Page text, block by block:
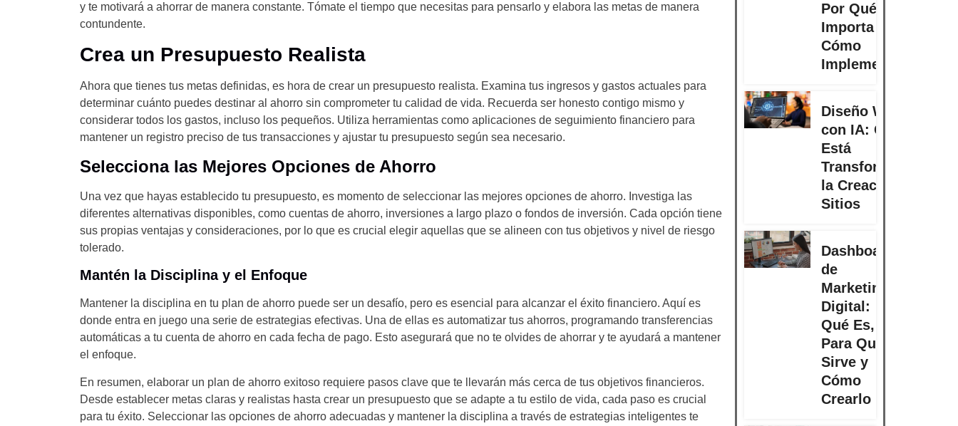
y te motivará a ahorrar de manera constante. Tómate el tiempo que necesitas para pensarlo y elabora las metas de manera
contundente.
Crea un Presupuesto Realista
Ahora que tienes tus metas definidas, es hora de crear un presupuesto realista. Examina tus ingresos y gastos actuales para
determinar cuánto puedes destinar al ahorro sin comprometer tu calidad de vida. Recuerda ser honesto contigo mismo y
considerar todos los gastos, incluso los pequeños. Utiliza herramientas como aplicaciones de seguimiento financiero para
mantener un registro preciso de tus transacciones y ajustar tu presupuesto según sea necesario.
Selecciona las Mejores Opciones de Ahorro
Una vez que hayas establecido tu presupuesto, es momento de seleccionar las mejores opciones de ahorro. Investiga las
diferentes alternativas disponibles, como cuentas de ahorro, inversiones a largo plazo o fondos de inversión. Cada opción tiene
sus propias ventajas y consideraciones, por lo que es crucial elegir aquellas que se alineen con tus objetivos y nivel de riesgo
tolerado.
Mantén la Disciplina y el Enfoque
Mantener la disciplina en tu plan de ahorro puede ser un desafío, pero es esencial para alcanzar el éxito financiero. Aquí es
donde entra en juego una serie de estrategias efectivas. Una de ellas es automatizar tus ahorros, programando transferencias
automáticas a tu cuenta de ahorro en cada fecha de pago. Esto asegurará que no te olvides de ahorrar y te ayudará a mantener
el enfoque.
En resumen, elaborar un plan de ahorro exitoso requiere pasos clave que te llevarán más cerca de tus objetivos financieros.
Desde establecer metas claras y realistas hasta crear un presupuesto que se adapte a tu estilo de vida, cada paso es crucial
para tu éxito. Seleccionar las opciones de ahorro adecuadas y mantener la disciplina a través de estrategias inteligentes te
Por Qué
Importa y
Cómo
Implementarlo
Diseño Web
con IA: Cómo
Está
Transformando
la Creación de
Sitios
Dashboard
de
Marketing
Digital:
Qué Es,
Para Qué
Sirve y
Cómo
Crearlo